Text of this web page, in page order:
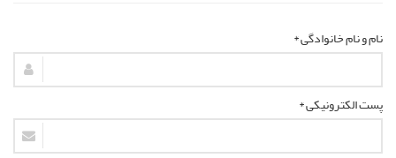
نام و نام خانوادگی *
پست الکترونیکی *